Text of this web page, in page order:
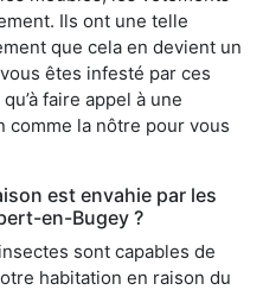
Ils ont une telle
que cela en devient un
êtes infesté par ces
faire appel à une
la nôtre pour vous
est envahie par les
en-Bugey ?
sont capables de
habitation en raison du